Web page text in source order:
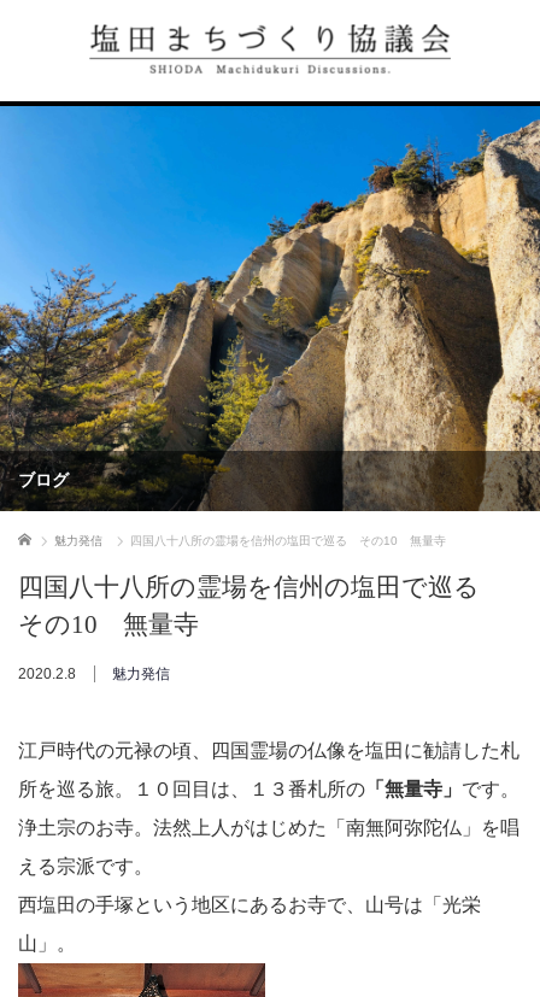
ブログ
ホーム 魅力発信 四国八十八所の霊場を信州の塩田で巡る その10 無量寺
四国八十八所の霊場を信州の塩田で巡る
その10 無量寺
2020.2.8 魅力発信
江戸時代の元禄の頃、四国霊場の仏像を塩田に勧請した札
所を巡る旅。１０回目は、１３番札所の 「無量寺」 です。
浄土宗のお寺。法然上人がはじめた「南無阿弥陀仏」を唱
える宗派です。
西塩田の手塚という地区にあるお寺で、山号は「光栄
山」。